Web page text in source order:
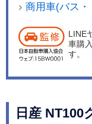
商用車(バス
LINE
車購
す。
日産 NT100